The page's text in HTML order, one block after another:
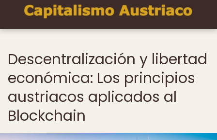
Descentralización y libertad
económica: Los principios
austriacos aplicados al
Blockchain